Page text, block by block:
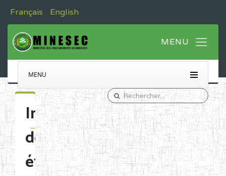
Français English
MENU
Immatriculation
des
établissements